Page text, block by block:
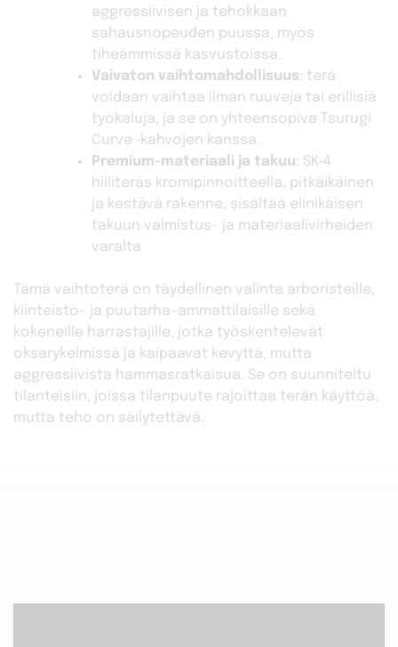
aggressiivisen ja tehokkaan
sahausnopeuden puussa, myös
tiheämmissä kasvustoissa.
Vaivaton vaihtomahdollisuus: terä
voidaan vaihtaa ilman ruuveja tai erillisiä
työkaluja, ja se on yhteensopiva Tsurugi
Curve ‑kahvojen kanssa.
Premium-materiaali ja takuu: SK‑4
hiiliteräs kromipinnoitteella, pitkäikäinen
ja kestävä rakenne, sisältää elinikäisen
takuun valmistus- ja materiaalivirheiden
varalta
Tämä vaihtoterä on täydellinen valinta arboristeille,
kiinteistö- ja puutarha-ammattilaisille sekä
kokeneille harrastajille, jotka työskentelevät
oksarykelmissä ja kaipaavat kevyttä, mutta
aggressiivista hammasratkaisua. Se on suunniteltu
tilanteisiin, joissa tilanpuute rajoittaa terän käyttöä,
mutta teho on säilytettävä.